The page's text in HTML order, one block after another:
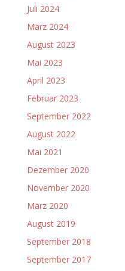
Juli 2024
März 2024
August 2023
Mai 2023
April 2023
Februar 2023
September 2022
August 2022
Mai 2021
Dezember 2020
November 2020
März 2020
August 2019
September 2018
September 2017